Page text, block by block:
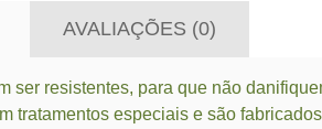
AVALIAÇÕES (0)
ser resistentes, para que não
tratamentos especiais e são